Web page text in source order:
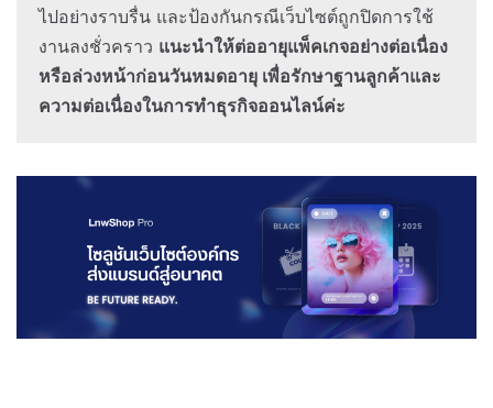
ไปอย่างราบรื่น และป้องกันกรณีเว็บไซต์ถูกปิดการใช้
งานลงชั่วคราว แนะนำให้ต่ออายุแพ็คเกจอย่างต่อเนื่อง
หรือล่วงหน้าก่อนวันหมดอายุ เพื่อรักษาฐานลูกค้าและ
ความต่อเนื่องในการทำธุรกิจออนไลน์ค่ะ